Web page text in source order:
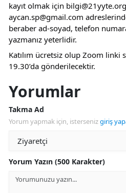
kayıt olmak için bilgi@21yyte.org
aycan.sp@gmail.com
beraber ad-soyad, telefon
yazmanız yeterlidir.
Katılım ücretsiz olup Zoom linki
19.30’da gönderilecektir.
Yorumlar
Takma Ad
Yorum yapmak için, istersenizgiriş
Yorum Yazın (500 Karakter)